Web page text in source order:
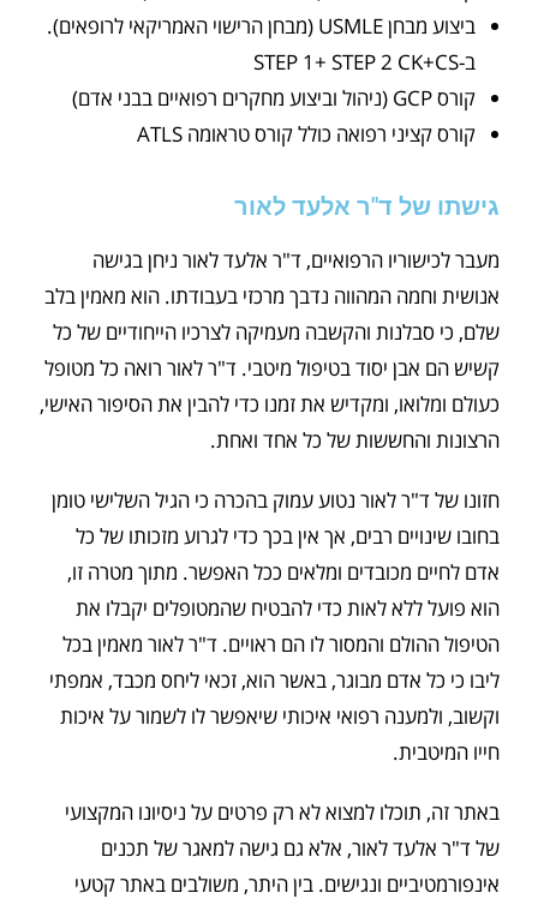
ביצוע מבחן USMLE (מבחן הרישוי האמריקאי לרופאים).
ב-STEP 1+ STEP 2 CK+CS
קורס GCP (ניהול וביצוע מחקרים רפואיים בבני אדם)
קורס קציני רפואה כולל קורס טראומה ATLS
גישתו של ד"ר אלעד לאור
מעבר לכישוריו הרפואיים, ד"ר אלעד לאור ניחן בגישה
אנושית וחמה המהווה נדבך מרכזי בעבודתו. הוא מאמין בלב
שלם, כי סבלנות והקשבה מעמיקה לצרכיו הייחודיים של כל
קשיש הם אבן יסוד בטיפול מיטבי. ד"ר לאור רואה כל מטופל
כעולם ומלואו, ומקדיש את זמנו כדי להבין את הסיפור האישי,
הרצונות והחששות של כל אחד ואחת.
חזונו של ד"ר לאור נטוע עמוק בהכרה כי הגיל השלישי טומן
בחובו שינויים רבים, אך אין בכך כדי לגרוע מזכותו של כל
אדם לחיים מכובדים ומלאים ככל האפשר. מתוך מטרה זו,
הוא פועל ללא לאות כדי להבטיח שהמטופלים יקבלו את
הטיפול ההולם והמסור לו הם ראויים. ד"ר לאור מאמין בכל
ליבו כי כל אדם מבוגר, באשר הוא, זכאי ליחס מכבד, אמפתי
וקשוב, ולמענה רפואי איכותי שיאפשר לו לשמור על איכות
חייו המיטבית.
באתר זה, תוכלו למצוא לא רק פרטים על ניסיונו המקצועי
של ד"ר אלעד לאור, אלא גם גישה למאגר של תכנים
אינפורמטיביים ונגישים. בין היתר, משולבים באתר קטעי